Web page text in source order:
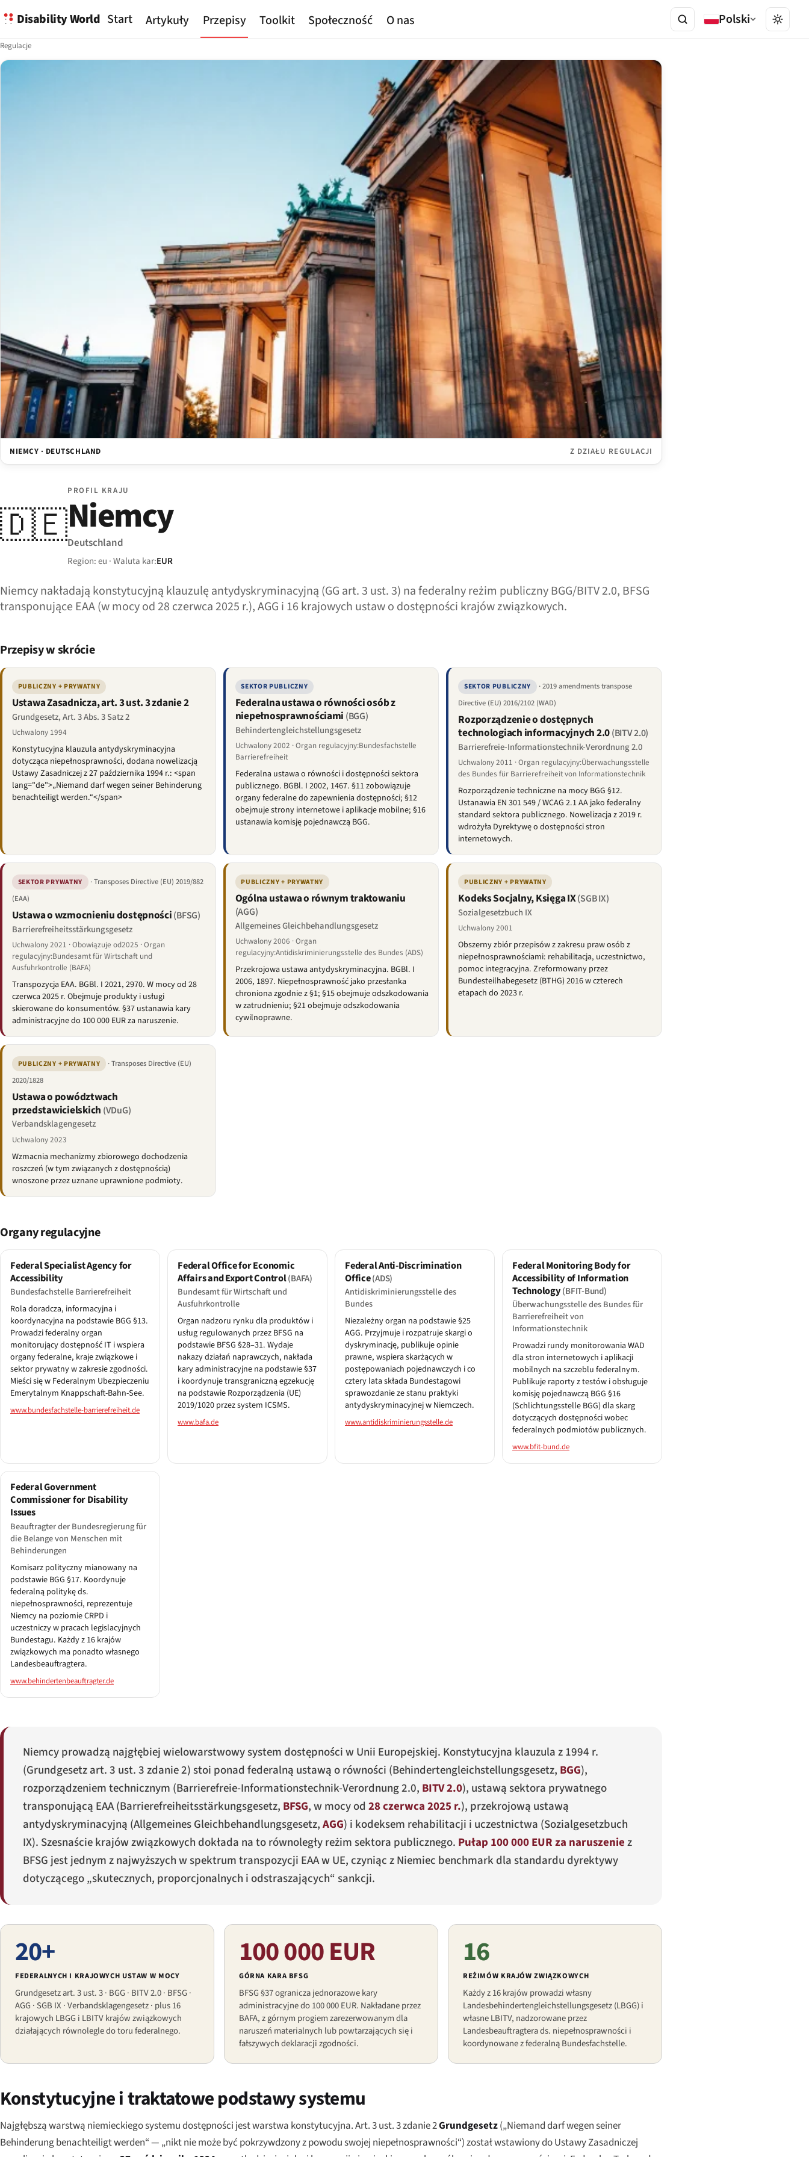
Disability World Start Artykuły Przepisy Toolkit Społeczność O nas Polski
Regulacje
NIEMCY · DEUTSCHLAND Z DZIAŁU REGULACJI
🇩🇪
PROFIL KRAJU
Niemcy
Deutschland
Region: eu · Waluta kar:EUR
Niemcy nakładają konstytucyjną klauzulę antydyskryminacyjną (GG art. 3 ust. 3) na federalny reżim publiczny BGG/BITV 2.0, BFSG
transponujące EAA (w mocy od 28 czerwca 2025 r.), AGG i 16 krajowych ustaw o dostępności krajów związkowych.
Przepisy w skrócie
PUBLICZNY + PRYWATNY
Ustawa Zasadnicza, art. 3 ust. 3 zdanie 2
Grundgesetz, Art. 3 Abs. 3 Satz 2
Uchwalony 1994
Konstytucyjna klauzula antydyskryminacyjna
dotycząca niepełnosprawności, dodana nowelizacją
Ustawy Zasadniczej z 27 października 1994 r.: <span
lang="de">„Niemand darf wegen seiner Behinderung
benachteiligt werden.“</span>
SEKTOR PUBLICZNY
Federalna ustawa o równości osób z
niepełnosprawnościami (BGG)
Behindertengleichstellungsgesetz
Uchwalony 2002 · Organ regulacyjny:Bundesfachstelle
Barrierefreiheit
Federalna ustawa o równości i dostępności sektora
publicznego. BGBl. I 2002, 1467. §11 zobowiązuje
organy federalne do zapewnienia dostępności; §12
obejmuje strony internetowe i aplikacje mobilne; §16
ustanawia komisję pojednawczą BGG.
SEKTOR PUBLICZNY
· 2019 amendments transpose
Directive (EU) 2016/2102 (WAD)
Rozporządzenie o dostępnych
technologiach informacyjnych 2.0(BITV 2.0)
Barrierefreie-Informationstechnik-Verordnung 2.0
Uchwalony 2011 · Organ regulacyjny:Überwachungsstelle
des Bundes für Barrierefreiheit von Informationstechnik
Rozporządzenie techniczne na mocy BGG §12.
Ustanawia EN 301 549 / WCAG 2.1 AA jako federalny
standard sektora publicznego. Nowelizacja z 2019 r.
wdrożyła Dyrektywę o dostępności stron
internetowych.
SEKTOR PRYWATNY
· Transposes Directive (EU) 2019/882
(EAA)
Ustawa o wzmocnieniu dostępności(BFSG)
Barrierefreiheitsstärkungsgesetz
Uchwalony 2021 · Obowiązuje od2025 · Organ
regulacyjny:Bundesamt für Wirtschaft und
Ausfuhrkontrolle (BAFA)
Transpozycja EAA. BGBl. I 2021, 2970. W mocy od 28
czerwca 2025 r. Obejmuje produkty i usługi
skierowane do konsumentów. §37 ustanawia kary
administracyjne do 100 000 EUR za naruszenie.
PUBLICZNY + PRYWATNY
Ogólna ustawa o równym traktowaniu
(AGG)
Allgemeines Gleichbehandlungsgesetz
Uchwalony 2006 · Organ
regulacyjny:Antidiskriminierungsstelle des Bundes (ADS)
Przekrojowa ustawa antydyskryminacyjna. BGBl. I
2006, 1897. Niepełnosprawność jako przesłanka
chroniona zgodnie z §1; §15 obejmuje odszkodowania
w zatrudnieniu; §21 obejmuje odszkodowania
cywilnoprawne.
PUBLICZNY + PRYWATNY
Kodeks Socjalny, Księga IX(SGB IX)
Sozialgesetzbuch IX
Uchwalony 2001
Obszerny zbiór przepisów z zakresu praw osób z
niepełnosprawnościami: rehabilitacja, uczestnictwo,
pomoc integracyjna. Zreformowany przez
Bundesteilhabegesetz (BTHG) 2016 w czterech
etapach do 2023 r.
PUBLICZNY + PRYWATNY
· Transposes Directive (EU)
2020/1828
Ustawa o powództwach
przedstawicielskich (VDuG)
Verbandsklagengesetz
Uchwalony 2023
Wzmacnia mechanizmy zbiorowego dochodzenia
roszczeń (w tym związanych z dostępnością)
wnoszone przez uznane uprawnione podmioty.
Organy regulacyjne
Federal Specialist Agency for
Accessibility
Bundesfachstelle Barrierefreiheit
Rola doradcza, informacyjna i
koordynacyjna na podstawie BGG §13.
Prowadzi federalny organ
monitorujący dostępność IT i wspiera
organy federalne, kraje związkowe i
sektor prywatny w zakresie zgodności.
Mieści się w Federalnym Ubezpieczeniu
Emerytalnym Knappschaft-Bahn-See.
www.bundesfachstelle-barrierefreiheit.de
Federal Office for Economic
Affairs and Export Control(BAFA)
Bundesamt für Wirtschaft und
Ausfuhrkontrolle
Organ nadzoru rynku dla produktów i
usług regulowanych przez BFSG na
podstawie BFSG §28–31. Wydaje
nakazy działań naprawczych, nakłada
kary administracyjne na podstawie §37
i koordynuje transgraniczną egzekucję
na podstawie Rozporządzenia (UE)
2019/1020 przez system ICSMS.
www.bafa.de
Federal Anti-Discrimination
Office(ADS)
Antidiskriminierungsstelle des
Bundes
Niezależny organ na podstawie §25
AGG. Przyjmuje i rozpatruje skargi o
dyskryminację, publikuje opinie
prawne, wspiera skarżących w
postępowaniach pojednawczych i co
cztery lata składa Bundestagowi
sprawozdanie ze stanu praktyki
antydyskryminacyjnej w Niemczech.
www.antidiskriminierungsstelle.de
Federal Monitoring Body for
Accessibility of Information
Technology(BFIT-Bund)
Überwachungsstelle des Bundes für
Barrierefreiheit von
Informationstechnik
Prowadzi rundy monitorowania WAD
dla stron internetowych i aplikacji
mobilnych na szczeblu federalnym.
Publikuje raporty z testów i obsługuje
komisję pojednawczą BGG §16
(Schlichtungsstelle BGG) dla skarg
dotyczących dostępności wobec
federalnych podmiotów publicznych.
www.bfit-bund.de
Federal Government
Commissioner for Disability
Issues
Beauftragter der Bundesregierung für
die Belange von Menschen mit
Behinderungen
Komisarz polityczny mianowany na
podstawie BGG §17. Koordynuje
federalną politykę ds.
niepełnosprawności, reprezentuje
Niemcy na poziomie CRPD i
uczestniczy w pracach legislacyjnych
Bundestagu. Każdy z 16 krajów
związkowych ma ponadto własnego
Landesbeauftragtera.
www.behindertenbeauftragter.de
Niemcy prowadzą najgłębiej wielowarstwowy system dostępności w Unii Europejskiej. Konstytucyjna klauzula z 1994 r.
(Grundgesetzart. 3 ust. 3 zdanie 2) stoi ponad federalną ustawą o równości (Behindertengleichstellungsgesetz, BGG),
rozporządzeniem technicznym (Barrierefreie-Informationstechnik-Verordnung 2.0, BITV 2.0), ustawą sektora prywatnego
transponującą EAA (Barrierefreiheitsstärkungsgesetz, BFSG, w mocy od 28 czerwca 2025 r.), przekrojową ustawą
antydyskryminacyjną (Allgemeines Gleichbehandlungsgesetz,AGG) i kodeksem rehabilitacji i uczestnictwa (Sozialgesetzbuch
IX). Szesnaście krajów związkowych dokłada na to równoległy reżim sektora publicznego. Pułap 100 000 EUR za naruszeniez
BFSG jest jednym z najwyższych w spektrum transpozycji EAA w UE, czyniąc z Niemiec benchmark dla standardu dyrektywy
dotyczącego „skutecznych, proporcjonalnych i odstraszających“ sankcji.
20+
FEDERALNYCH I KRAJOWYCH USTAW W MOCY
Grundgesetz art. 3 ust. 3 · BGG · BITV 2.0 · BFSG ·
AGG · SGB IX · Verbandsklagengesetz · plus 16
krajowych LBGG i LBITV krajów związkowych
działających równolegle do toru federalnego.
100 000 EUR
GÓRNA KARA BFSG
BFSG §37 ogranicza jednorazowe kary
administracyjne do 100 000 EUR. Nakładane przez
BAFA, z górnym progiem zarezerwowanym dla
naruszeń materialnych lub powtarzających się i
fałszywych deklaracji zgodności.
16
REŻIMÓW KRAJÓW ZWIĄZKOWYCH
Każdy z 16 krajów prowadzi własny
Landesbehindertengleichstellungsgesetz(LBGG) i
własne LBITV, nadzorowane przez
Landesbeauftragtera ds. niepełnosprawności i
koordynowane z federalną Bundesfachstelle.
Konstytucyjne i traktatowe podstawy systemu
Najgłębszą warstwą niemieckiego systemu dostępności jest warstwa konstytucyjna. Art. 3 ust. 3 zdanie 2Grundgesetz(„Niemand darf wegen seiner
Behinderung benachteiligt werden“— „nikt nie może być pokrzywdzony z powodu swojej niepełnosprawności“) został wstawiony do Ustawy Zasadniczej